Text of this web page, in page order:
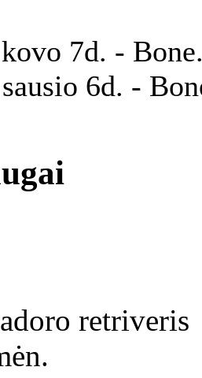
7d. -
6d. -
retriveris